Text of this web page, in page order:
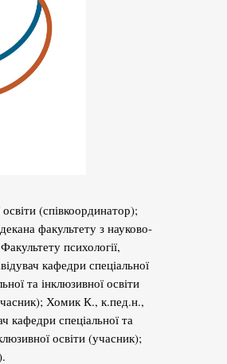
(співкоординатор);
факультету з науково-
психології,
кафедри спеціальної
та інклюзивної освіти
Хомик К., к.пед.н.,
кафедри спеціальної та
освіти (учасник);